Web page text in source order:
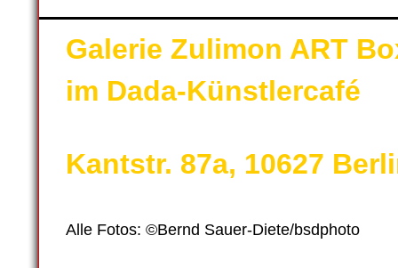
Galerie Zulimon ART
im Dada-Künstlercafé
Kantstr. 87a, 10627
Alle Fotos: ©Bernd Sauer-Diete/bsdphoto